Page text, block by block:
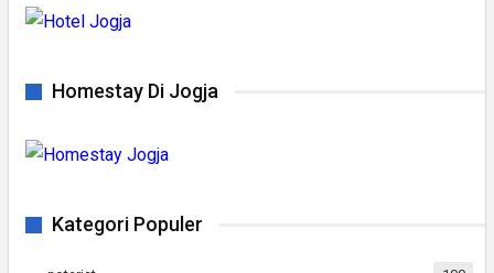
Homestay Di Jogja
Kategori Populer